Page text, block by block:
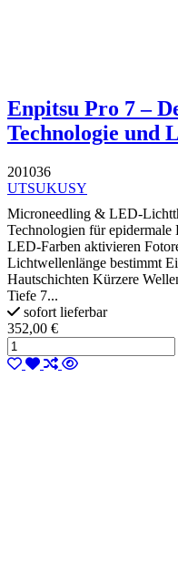
Enpitsu Pro 7 –
Technologie und
201036
UTSUKUSY
Microneedling & LED-
Technologien für
LED-Farben aktivieren
Lichtwellenlänge bestimmt
Hautschichten Kürzere
Tiefe 7...
sofort lieferbar
352,00 €